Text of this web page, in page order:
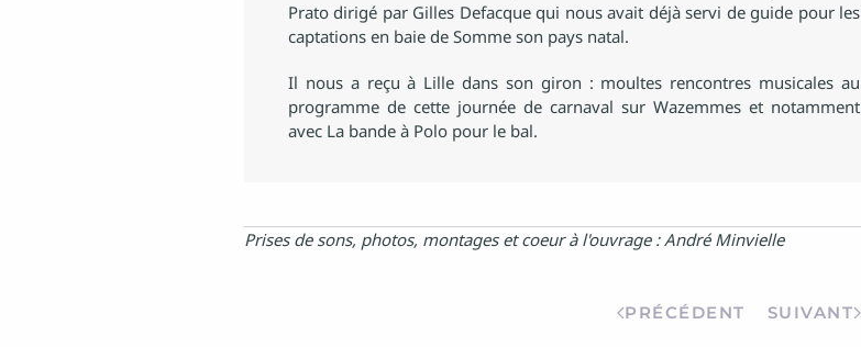
Prato dirigé par Gilles Defacque qui nous avait déjà servi de guide pour les
captations en baie de Somme son pays natal.
Il nous a reçu à Lille dans son giron : moultes rencontres musicales au
programme de cette journée de carnaval sur Wazemmes et notamment
avec La bande à Polo pour le bal.
Prises de sons, photos, montages et coeur à l'ouvrage : André Minvielle
PRÉCÉDENT SUIVANT